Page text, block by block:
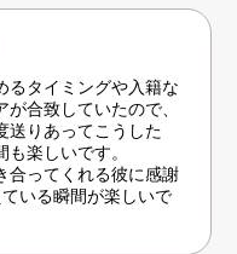
るタイミングや入籍な
合致していたので、
送りあってこうした
楽しいです。
合ってくれる彼に感謝
いる瞬間が楽しいで